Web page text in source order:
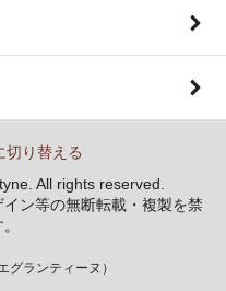
切り替える
All rights reserved.
ン等の無断転載・複製を禁
ランティーヌ）